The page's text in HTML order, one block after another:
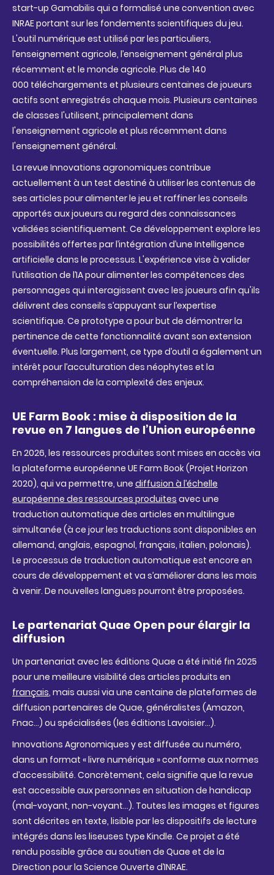
start-up Gamabilis qui a formalisé une convention avec
INRAE portant sur les fondements scientifiques du jeu.
L'outil numérique est utilisé par les particuliers,
l’enseignement agricole, l’enseignement général plus
récemment et le monde agricole. Plus de 140
000 téléchargements et plusieurs centaines de joueurs
actifs sont enregistrés chaque mois. Plusieurs centaines
de classes l'utilisent, principalement dans
l'enseignement agricole et plus récemment dans
l'enseignement général.
La revue Innovations agronomiques contribue
actuellement à un test destiné à utiliser les contenus de
ses articles pour alimenter le jeu et raffiner les conseils
apportés aux joueurs au regard des connaissances
validées scientifiquement. Ce développement explore les
possibilités offertes par l’intégration d’une Intelligence
artificielle dans le processus. L'expérience vise à valider
l’utilisation de l’IA pour alimenter les compétences des
personnages qui interagissent avec les joueurs afin qu'ils
délivrent des conseils s’appuyant sur l’expertise
scientifique. Ce prototype a pour but de démontrer la
pertinence de cette fonctionnalité avant son extension
éventuelle. Plus largement, ce type d’outil a également un
intérêt pour l’acculturation des néophytes et la
compréhension de la complexité des enjeux.
UE Farm Book : mise à disposition de la
revue en 7 langues de l’Union européenne
En 2026, les ressources produites sont mises en accès via
la plateforme européenne UE Farm Book (Projet Horizon
2020), qui va permettre, une diffusion à l’échelle
européenne des ressources produites avec une
traduction automatique des articles en multilingue
simultanée (à ce jour les traductions sont disponibles en
allemand, anglais, espagnol, français, italien, polonais).
Le processus de traduction automatique est encore en
cours de développement et va s’améliorer dans les mois
à venir. De nouvelles langues pourront être proposées.
Le partenariat Quae Open pour élargir la
diffusion
Un partenariat avec les éditions Quae a été initié fin 2025
pour une meilleure visibilité des articles produits en
français, mais aussi via une centaine de plateformes de
diffusion partenaires de Quae, généralistes (Amazon,
Fnac…) ou spécialisées (les éditions Lavoisier…).
Innovations Agronomiques y est diffusée au numéro,
dans un format « livre numérique » conforme aux normes
d’accessibilité. Concrètement, cela signifie que la revue
est accessible aux personnes en situation de handicap
(mal-voyant, non-voyant…). Toutes les images et figures
sont décrites en texte, lisible par les dispositifs de lecture
intégrés dans les liseuses type Kindle. Ce projet a été
rendu possible grâce au soutien de Quae et de la
Direction pour la Science Ouverte d’INRAE.